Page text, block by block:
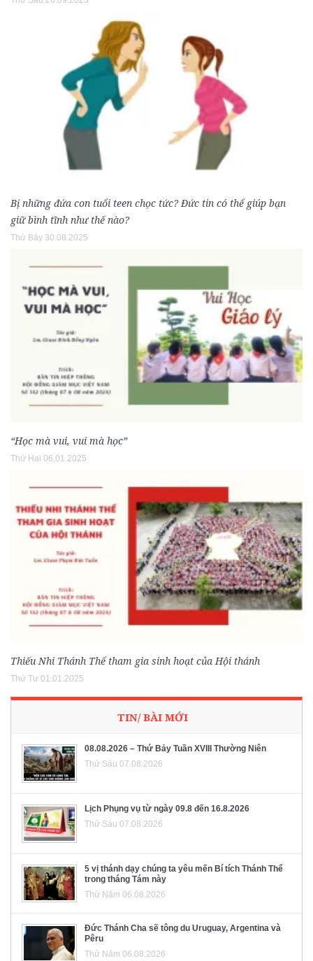
Bị những đứa con tuổi teen chọc tức? Đức tin có thể giúp bạn
giữ bình tĩnh như thế nào?
Thứ Bảy 30.08.2025
“Học mà vui, vui mà học”
Thứ Hai 06.01.2025
Thiếu Nhi Thánh Thể tham gia sinh hoạt của Hội thánh
Thứ Tư 01.01.2025
TIN/ BÀI MỚI
08.08.2026 – Thứ Bảy Tuần XVIII Thường Niên
Thứ Sáu 07.08.2026
Lịch Phụng vụ từ ngày 09.8 đến 16.8.2026
Thứ Sáu 07.08.2026
5 vị thánh dạy chúng ta yêu mến Bí tích Thánh Thể
trong tháng Tám này
Thứ Năm 06.08.2026
Đức Thánh Cha sẽ tông du Uruguay, Argentina và
Pêru
Thứ Năm 06.08.2026